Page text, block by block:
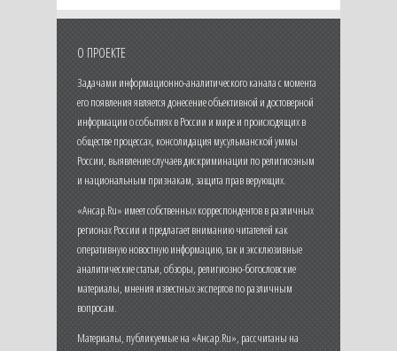
О ПРОЕКТЕ
Задачами информационно-аналитического канала с момента
его появления является донесение объективной и достоверной
информации о событиях в России и мире и происходящих в
обществе процессах, консолидация мусульманской уммы
России, выявление случаев дискриминации по религиозным
и национальным признакам, защита прав верующих.
«Ансар.Ru» имеет собственных корреспондентов в различных
регионах России и предлагает вниманию читателей как
оперативную новостную информацию, так и эксклюзивные
аналитические статьи, обзоры, религиозно-богословские
материалы, мнения известных экспертов по различным
вопросам.
Материалы, публикуемые на «Ансар.Ru», рассчитаны на